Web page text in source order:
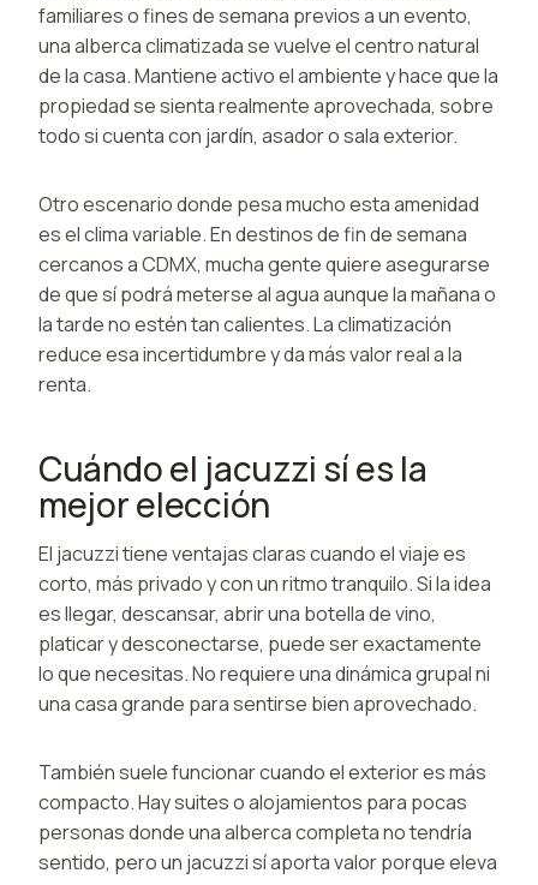
familiares o fines de semana previos a un evento,
una alberca climatizada se vuelve el centro natural
de la casa. Mantiene activo el ambiente y hace que la
propiedad se sienta realmente aprovechada, sobre
todo si cuenta con jardín, asador o sala exterior.
Otro escenario donde pesa mucho esta amenidad
es el clima variable. En destinos de fin de semana
cercanos a CDMX, mucha gente quiere asegurarse
de que sí podrá meterse al agua aunque la mañana o
la tarde no estén tan calientes. La climatización
reduce esa incertidumbre y da más valor real a la
renta.
Cuándo el jacuzzi sí es la
mejor elección
El jacuzzi tiene ventajas claras cuando el viaje es
corto, más privado y con un ritmo tranquilo. Si la idea
es llegar, descansar, abrir una botella de vino,
platicar y desconectarse, puede ser exactamente
lo que necesitas. No requiere una dinámica grupal ni
una casa grande para sentirse bien aprovechado.
También suele funcionar cuando el exterior es más
compacto. Hay suites o alojamientos para pocas
personas donde una alberca completa no tendría
sentido, pero un jacuzzi sí aporta valor porque eleva